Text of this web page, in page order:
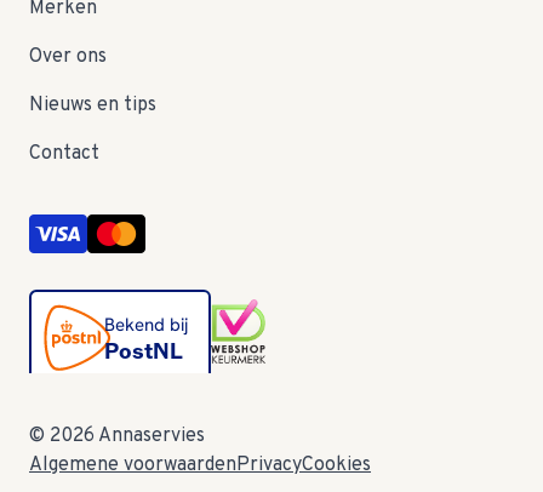
Merken
Over ons
Nieuws en tips
Contact
© 2026 Annaservies
Algemene voorwaardenPrivacyCookies